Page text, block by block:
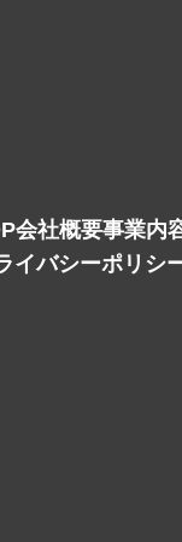
会社概要事業内
イバシーポリシ